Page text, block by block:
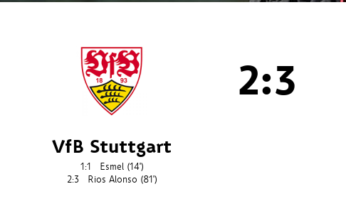
VfB Stuttgart
1:1 Esmel(14')
2:3
Rios Alonso (81')
2:3